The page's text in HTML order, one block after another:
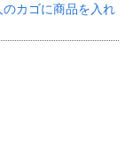
カゴに商品を入れ